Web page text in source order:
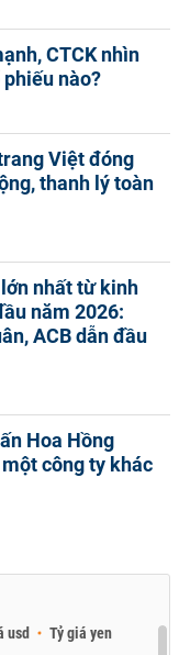
CTCK nhìn
nào?
Việt đóng
thanh lý toàn
nhất từ kinh
năm 2026:
ACB dẫn đầu
Hoa Hồng
một công ty khác
usd Tỷ giá yen